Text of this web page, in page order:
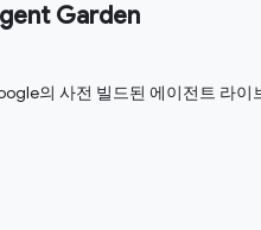
Garden
의 사전 빌드된 에이전트 라이